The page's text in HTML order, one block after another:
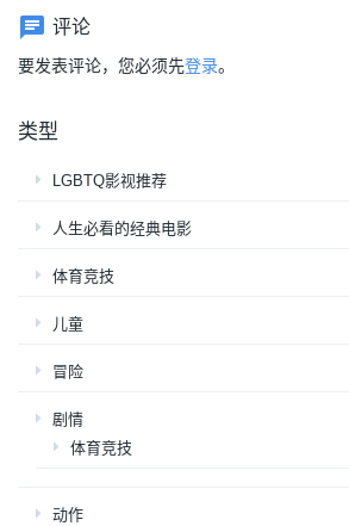
评论
要发表评论，您必须先登录。
类型
LGBTQ影视推荐
人生必看的经典电影
体育竞技
儿童
冒险
剧情
体育竞技
动作